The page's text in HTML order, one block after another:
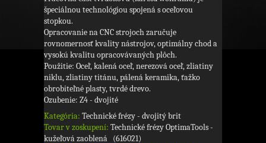
špeciálnou technológiou spojená s oceľovou
stopkou.
Opracovanie na CNC strojoch zaručuje
rovnomernosť kvality nástrojov, optimálny chod a
vysokú kvalitu opracovávaných plôch.
Použitie: Oceľ, kalená oceľ, nerezová oceľ, zliatiny
niklu, zliatiny titánu, pálená keramika, ťažko
obrobiteľné plasty, tvrdé drevo.
Ozubenie: Z4 - dvojité
Kategória: Technické frézy - dvojitý brit
Tovar v zoskupení: Technické frézy OptimaTools -
kužeľová zaoblená (616021)